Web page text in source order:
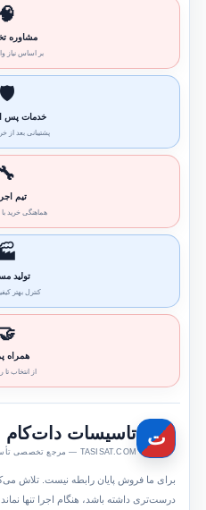
🧠
مشاوره
بر اساس نیاز
🛡️
خدمات پس
پشتیبانی بعد از
🔧
تیم
هماهنگی خرید
تولید
کنترل بهتر
همراه
از انتخاب تا
ت تاسیسات دات‌کام
TASISAT.COM — مرجع تخصصی تأسیسات ساختمان
برای ما فروش پایان رابطه نیست. تلاش
درست‌تری داشته باشد، هنگام اجرا تنها